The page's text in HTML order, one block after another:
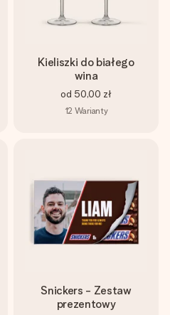
Kieliszki do białego
wina
od 50,00 zł
12 Warianty
Snickers - Zestaw
prezentowy